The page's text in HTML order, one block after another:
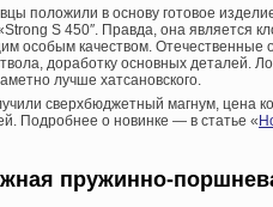
положили в основу готовое
Strong S 450″. Правда, она является
особым качеством. Отечественные
доработку основных деталей.
лучше хатсановского.
сверхбюджетный магнум, цена
Подробнее о новинке — в статье «
пружинно-